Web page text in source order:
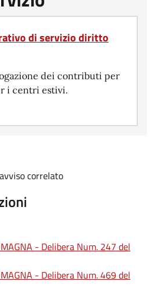
di servizio diritto
dei contributi per
i centri estivi.
correlato
- Delibera Num. 247 del
- Delibera Num. 469 del